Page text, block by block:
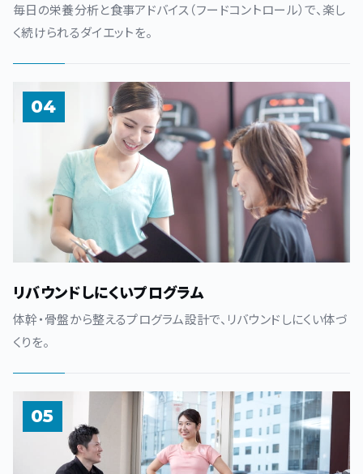
毎日の栄養分析と食事アドバイス（フードコントロール）で、楽し
く続けられるダイエットを。
04
リバウンドしにくいプログラム
体幹・骨盤から整えるプログラム設計で、リバウンドしにくい体づ
くりを。
05